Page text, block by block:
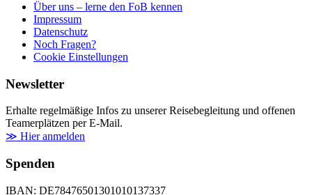
Über uns – lerne den FoB kennen
Impressum
Datenschutz
Noch Fragen?
Cookie Einstellungen
Newsletter
Erhalte regelmäßige Infos zu unserer Reisebegleitung und offenen
Teamerplätzen per E-Mail.
≫ Hier anmelden
Spenden
IBAN: DE78476501301010137337